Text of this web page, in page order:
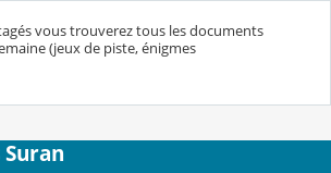
vous trouverez tous les documents
(jeux de piste, énigmes